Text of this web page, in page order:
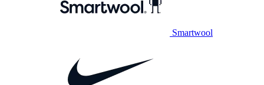
Smartwool